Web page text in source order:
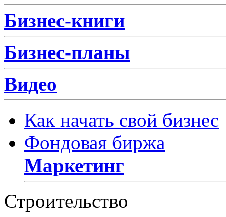
Бизнес-книги
Бизнес-планы
Видео
Как начать свой бизнес
Фондовая биржа
Маркетинг
Строительство